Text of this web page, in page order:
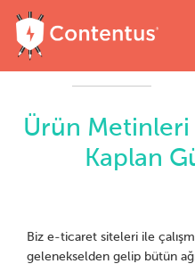
Ürün Metinleri
Kaplan
Biz e-ticaret siteleri ile
gelenekselden gelip bütün